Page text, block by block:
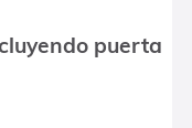
puerta